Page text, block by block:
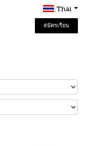
Thai
สมัครเรียน
Online